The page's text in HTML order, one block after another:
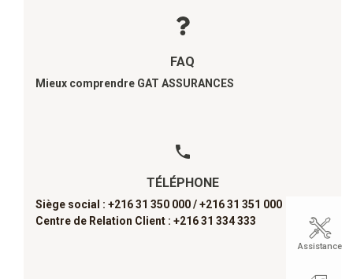
FAQ
Mieux comprendre GAT ASSURANCES
TÉLÉPHONE
Siège social : +216 31 350 000 /+216 31 351 000
Centre de Relation Client : +216 31 334 333
Assistance